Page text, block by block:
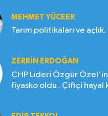
MEHMET YÜCEER
Tarım politikaları ve açlık.
ZERRIN ERDOĞAN
CHP Lideri Özgür Özel'in
fiyasko oldu . Çiftçi hayal